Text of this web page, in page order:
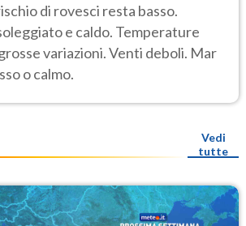
di rovesci resta basso.
e caldo. Temperature
variazioni. Venti deboli. Mar
o calmo.
Vedi
tutte